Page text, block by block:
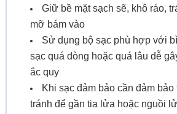
Giữ bề mặt sạch sẽ, khô ráo,
mỡ bám vào
Sử dụng bộ sạc phù hợp với
sạc quá dòng hoặc quá lâu dễ
ắc quy
Khi sạc đảm bảo cần đảm bảo
tránh để gần tia lửa hoặc nguồi